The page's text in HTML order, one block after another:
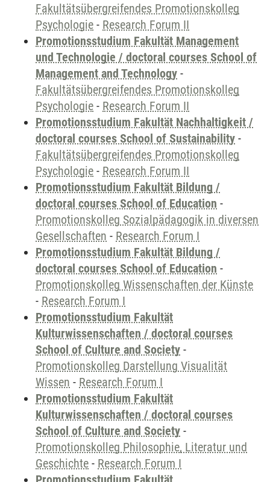
Fakultätsübergreifendes Promotionskolleg
Psychologie - Research Forum II
Promotionsstudium Fakultät Management
und Technologie / doctoral courses School of
Management and Technology -
Fakultätsübergreifendes Promotionskolleg
Psychologie - Research Forum II
Promotionsstudium Fakultät Nachhaltigkeit /
doctoral courses School of Sustainability -
Fakultätsübergreifendes Promotionskolleg
Psychologie - Research Forum II
Promotionsstudium Fakultät Bildung /
doctoral courses School of Education -
Promotionskolleg Sozialpädagogik in diversen
Gesellschaften - Research Forum I
Promotionsstudium Fakultät Bildung /
doctoral courses School of Education -
Promotionskolleg Wissenschaften der Künste
- Research Forum I
Promotionsstudium Fakultät
Kulturwissenschaften / doctoral courses
School of Culture and Society -
Promotionskolleg Darstellung Visualität
Wissen - Research Forum I
Promotionsstudium Fakultät
Kulturwissenschaften / doctoral courses
School of Culture and Society -
Promotionskolleg Philosophie, Literatur und
Geschichte - Research Forum I